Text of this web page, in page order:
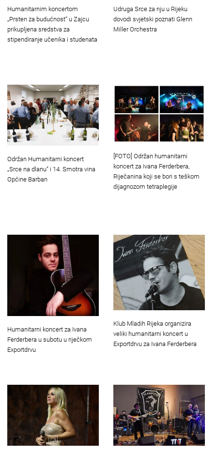
Humanitarnim koncertom
„Prsten za budućnost“ u Zajcu
prikupljena sredstva za
stipendiranje učenika i studenata
Udruga Srce za nju u Rijeku
dovodi svjetski poznati Glenn
Miller Orchestra
Održan Humanitarni koncert
„Srce na dlanu“ i 14. Smotra vina
Općine Barban
[FOTO] Održan humanitarni
koncert za Ivana Ferderbera,
Riječanina koji se bori s teškom
dijagnozom tetraplegije
Humanitarni koncert za Ivana
Ferderbera u subotu u riječkom
Exportdrvu
Klub Mladih Rijeka organizira
veliki humanitarni koncert u
Exportdrvu za Ivana Ferderbera